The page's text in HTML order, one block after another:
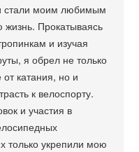
стали моим любимым
Прокатываясь
и изучая
я обрел не только
от катания, но и
к велоспорту.
и участия в
только укрепили мою